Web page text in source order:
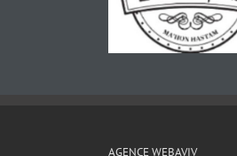
AGENCE WEBAVIV